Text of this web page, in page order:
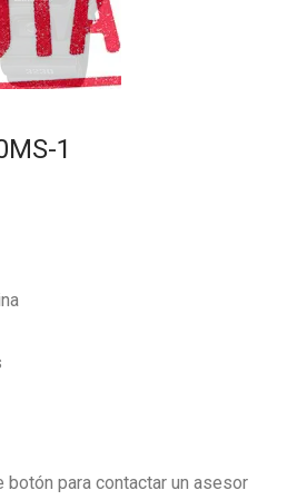
1
para contactar un asesor